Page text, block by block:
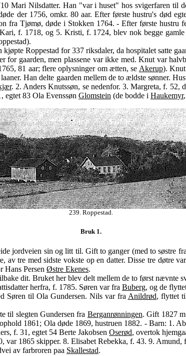
Mari Nilsdatter. Han "var i huset" hos svigerfaren til
der 1756, omkr. 80 aar. Efter første hustru's død
fra Tjømø, døde i Stokken 1764. - Efter første hustru
f. 1718, og 5. Kristi, f. 1724, blev nok begge
kjøpte Roppestad for 337 riksdaler, da hospitalet satte
for gaarden, men plassene var ikke med. Knut var
81 aar; flere oplysninger om ætten, se Akerup).
Han delte gaarden mellem de to ældste sønner.
. 2. Anders Knutssøn, se nedenfor. 3. Margreta, f. 52,
egtet 83 Ola Evenssøn Glomstein (de bodde i Haukemyr
239. Roppestad.
Bruk 1.
jordveien sin og litt til. Gift to ganger (med to søstre
tre med sidste vokste op en datter. Disse tre døtre
Hans Persen Østre Ekenes.
dit. Bruket her blev delt mellem de to først nævnte
herfra, f. 1785. Søren var fra Buberg, og de
Søren til Ola Gundersen. Nils var fra Anildrød, flyttet
til slegten Gundersen fra Berganrønningen. Gift 1827
1861; Ola døde 1869, hustruen 1882. - Barn: 1.
f. 31, egtet 54 Berte Jakobsen Oserød, overtok
var 1865 skipper. 8. Elisabet Rebekka, f. 43. 9.
av farbroren paa Skallestad.